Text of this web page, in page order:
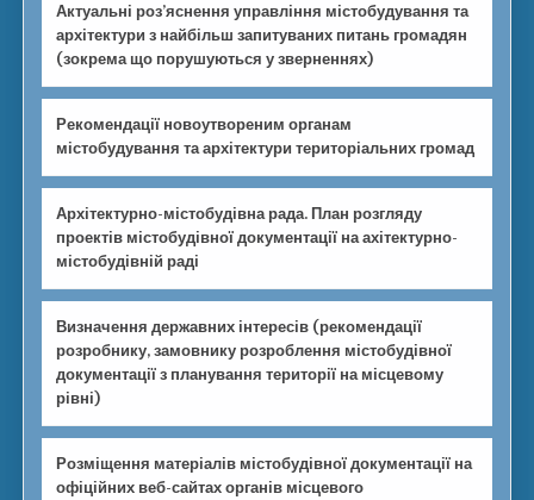
Актуальні роз’яснення управління містобудування та
архітектури з найбільш запитуваних питань громадян
(зокрема що порушуються у зверненнях)
Рекомендації новоутвореним органам
містобудування та архітектури територіальних громад
Архітектурно-містобудівна рада. План розгляду
проектів містобудівної документації на ахітектурно-
містобудівній раді
Визначення державних інтересів (рекомендації
розробнику, замовнику розроблення містобудівної
документації з планування території на місцевому
рівні)
Розміщення матеріалів містобудівної документації на
офіційних веб-сайтах органів місцевого